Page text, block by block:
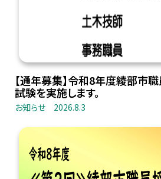
【通年募集】令和8年度綾部市
試験を実施します。
お知らせ 2026.8.3